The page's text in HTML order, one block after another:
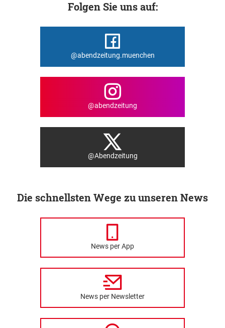
Folgen Sie uns auf:
@abendzeitung.muenchen
@abendzeitung
@Abendzeitung
Die schnellsten Wege zu unseren News
News per App
News per Newsletter